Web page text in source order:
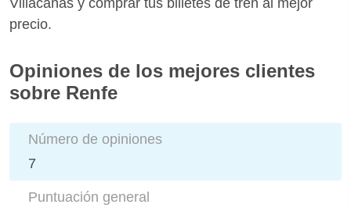
precio.
Opiniones de los mejores clientes
sobre Renfe
Número de opiniones
7
Puntuación general